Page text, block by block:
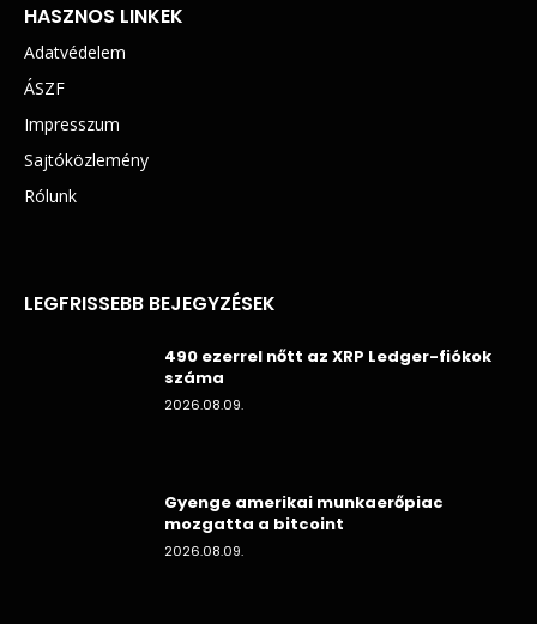
HASZNOS LINKEK
Adatvédelem
ÁSZF
Impresszum
Sajtóközlemény
Rólunk
LEGFRISSEBB BEJEGYZÉSEK
490 ezerrel nőtt az XRP Ledger-fiókok
száma
2026.08.09.
Gyenge amerikai munkaerőpiac
mozgatta a bitcoint
2026.08.09.